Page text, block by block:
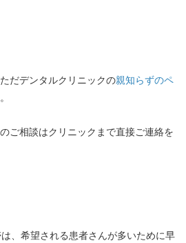
だデンタルクリニックの​親知らずのペ
ご相談はクリニックまで直接ご連絡を
、希望される患者さんが多いために早